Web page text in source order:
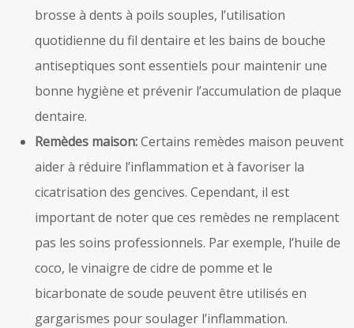
brosse à dents à poils souples, l’utilisation
quotidienne du fil dentaire et les bains de bouche
antiseptiques sont essentiels pour maintenir une
bonne hygiène et prévenir l’accumulation de plaque
dentaire.
Remèdes maison:Certains remèdes maison peuvent
aider à réduire l’inflammation et à favoriser la
cicatrisation des gencives. Cependant, il est
important de noter que ces remèdes ne remplacent
pas les soins professionnels. Par exemple, l’huile de
coco, le vinaigre de cidre de pomme et le
bicarbonate de soude peuvent être utilisés en
gargarismes pour soulager l’inflammation.